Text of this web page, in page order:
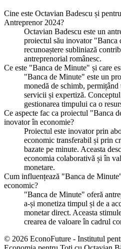
Cine este Octavian Badescu și
Antreprenor 2024?
Octavian Badescu este un
proiectul său inovator "Banca
recunoaștere subliniază
antreprenorial românesc.
Ce este "Banca de Minute" și care
"Banca de Minute" este un
monedă de schimb,
servicii și expertiză.
gestionarea timpului ca o
Ce aspecte fac ca proiectul "Banca
inovator în economie?
Proiectul este inovator prin
economic transferabil și prin
bazate pe minute. Aceasta
economia colaborativă și în
monetare.
Cum influențează "Banca de
economic?
"Banca de Minute" oferă
a-și monetiza timpul și de a
monetar direct. Aceasta
crearea de valoare în cadrul
© 2026 EconoFuture - Institutul